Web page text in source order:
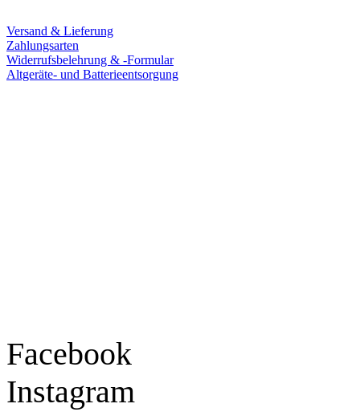
Versand & Lieferung
Zahlungsarten
Widerrufsbelehrung & -Formular
Altgeräte- und Batterieentsorgung
Facebook
Instagram